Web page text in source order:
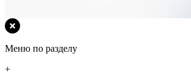
Меню по разделу
+